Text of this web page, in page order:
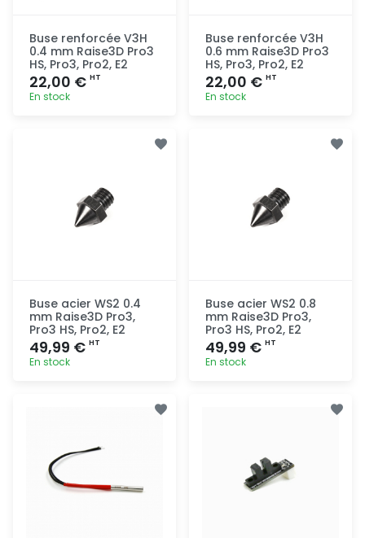
Buse renforcée V3H
0.4 mm Raise3D Pro3
HS, Pro3, Pro2, E2
22,00 € HT
En stock
Buse renforcée V3H
0.6 mm Raise3D Pro3
HS, Pro3, Pro2, E2
22,00 € HT
En stock
Buse acier WS2 0.4
mm Raise3D Pro3,
Pro3 HS, Pro2, E2
49,99 € HT
En stock
Buse acier WS2 0.8
mm Raise3D Pro3,
Pro3 HS, Pro2, E2
49,99 € HT
En stock